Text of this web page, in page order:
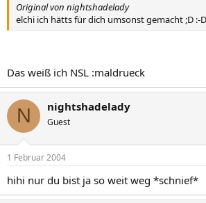
Original von nightshadelady
elchi ich hätts für dich umsonst gemacht ;D :-D
Das weiß ich NSL :maldrueck
N nightshadelady
Guest
1 Februar 2004
hihi nur du bist ja so weit weg *schnief*